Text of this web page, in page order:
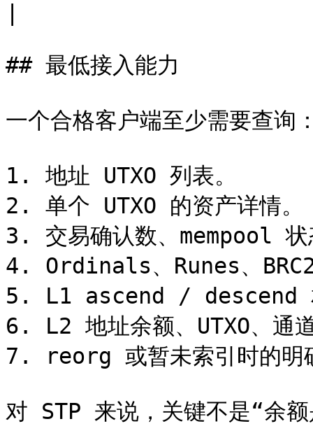
## 最低接入能力
一个合格客户端至少需要查询
1. 地址 UTXO 列表。
2. 单个 UTXO 的资产详情。
3. 交易确认数、mempool 状
4. Ordinals、Runes、
5. L1 ascend / descend
6. L2 地址余额、UTXO、通
7. reorg 或暂未索引时的明
对 STP 来说，关键不是“余